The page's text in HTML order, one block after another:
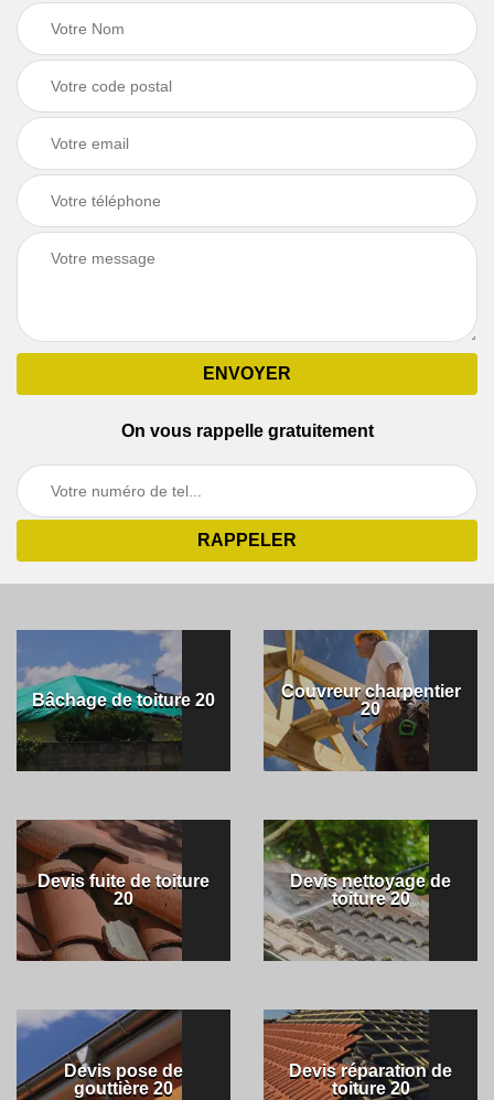
On vous rappelle gratuitement
Bâchage de toiture 20
Couvreur charpentier
20
Devis fuite de toiture
20
Devis nettoyage de
toiture 20
Devis pose de
gouttière 20
Devis réparation de
toiture 20